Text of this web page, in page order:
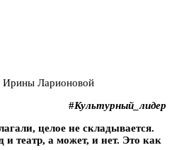
Ирины Ларионовой
#Культурный_лидер
целое не складывается.
и театр, а может, и нет. Это как